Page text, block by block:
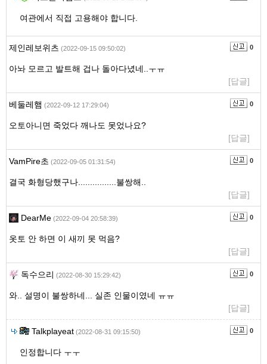
여관에서 직접 고용해야 합니다.
제인레보위츠 (2022-09-15 09:50:02) 0
아놔 모르고 발트해 겁나 돌아다녔네..ㅜㅠ
[답글]
베둘레햄 (2022-09-12 17:29:04) 0
오토아니면 죽었다 깨나도 못었나요?
[답글]
VamPire초 (2022-09-05 01:31:54) 0
결국 화형당했구나................불쌍해..
[답글]
DearMe (2022-09-04 20:58:39) 0
옷토 안 하면 이 새끼 못 먹음?
[답글]
독수으리 (2022-08-30 15:29:42) 0
와.. 설명이 불쌍하네... 실존 인물이였네 ㅠㅠ
[답글]
Talkplayeat (2022-08-31 09:15:50) 0
인정합니다 ㅜㅜ